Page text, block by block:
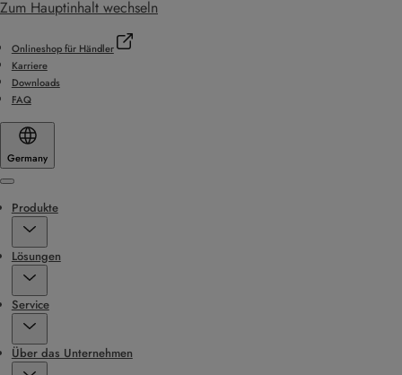
Zum Hauptinhalt wechseln
Onlineshop für Händler
Karriere
Downloads
FAQ
Germany
Menu
Produkte
Lösungen
Service
Über das Unternehmen